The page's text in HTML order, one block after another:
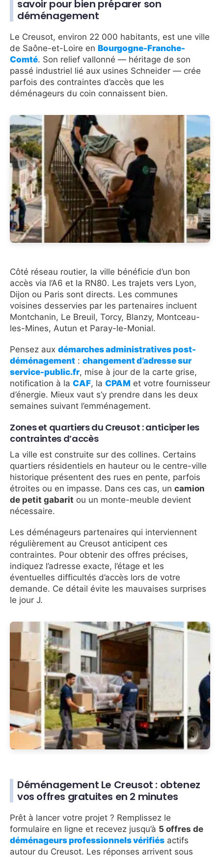
savoir pour bien préparer son
déménagement
Le Creusot, environ 22 000 habitants, est une ville
de Saône-et-Loire en Bourgogne-Franche-
Comté. Son relief vallonné — héritage de son
passé industriel lié aux usines Schneider — crée
parfois des contraintes d’accès que les
déménageurs du coin connaissent bien.
Côté réseau routier, la ville bénéficie d’un bon
accès via l’A6 et la RN80. Les trajets vers Lyon,
Dijon ou Paris sont directs. Les communes
voisines desservies par les partenaires incluent
Montchanin, Le Breuil, Torcy, Blanzy, Montceau-
les-Mines, Autun et Paray-le-Monial.
Pensez aux démarches administratives post-
déménagement : changement d’adresse sur
service-public.fr, mise à jour de la carte grise,
notification à la CAF, la CPAM et votre fournisseur
d’énergie. Mieux vaut s’y prendre dans les deux
semaines suivant l’emménagement.
Zones et quartiers du Creusot : anticiper les
contraintes d’accès
La ville est construite sur des collines. Certains
quartiers résidentiels en hauteur ou le centre-ville
historique présentent des rues en pente, parfois
étroites ou en impasse. Dans ces cas, un camion
de petit gabarit ou un monte-meuble devient
nécessaire.
Les déménageurs partenaires qui interviennent
régulièrement au Creusot anticipent ces
contraintes. Pour obtenir des offres précises,
indiquez l’adresse exacte, l’étage et les
éventuelles difficultés d’accès lors de votre
demande. Ce détail évite les mauvaises surprises
le jour J.
Déménagement Le Creusot : obtenez
vos offres gratuites en 2 minutes
Prêt à lancer votre projet ? Remplissez le
formulaire en ligne et recevez jusqu’à 5 offres de
déménageurs professionnels vérifiés actifs
autour du Creusot. Les réponses arrivent sous